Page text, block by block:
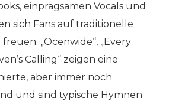
einprägsamen Vocals und
sich Fans auf traditionelle
„Ocenwide“, „Every
Calling“ zeigen eine
aber immer noch
und sind typische Hymnen